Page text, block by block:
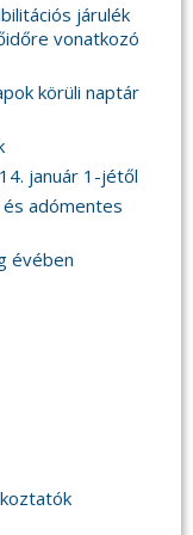
járulék
vonatkozó
körüli naptár
január 1-jétől
adómentes
évében